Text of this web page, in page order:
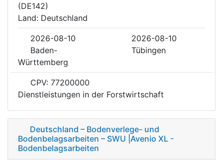
(DE142)
Land: Deutschland
2026-08-10
2026-08-10
Baden-
Württemberg
Tübingen
CPV: 77200000
Dienstleistungen in der Forstwirtschaft
Deutschland – Bodenverlege- und
Bodenbelagsarbeiten – SWU |Avenio XL -
Bodenbelagsarbeiten